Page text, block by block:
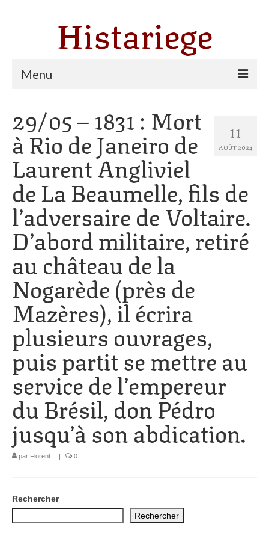
Histariege
Menu
Thèmes
Agriculture, forêt et pastoralisme
Pastoralisme
Cartulaire de Saint Sernin
Catharisme
Dates ariégeoises
1002 à 1298
1302 à 1499
1505 à 1589
1595 à 1693
1701 à 1798
1800 à 1899
1901 à 1948
1950 à 2006
Histoire Générale du Languedoc
HGL: 498 à 1095
11
AOÛT 2024
29/05 – 1831 : Mort
à Rio de Janeiro de
Laurent Angliviel
de La Beaumelle, fils de
l’adversaire de Voltaire.
D’abord militaire, retiré
au château de la
Nogarède (près de
Mazères), il écrira
plusieurs ouvrages,
puis partit se mettre au
service de l’empereur
du Brésil, don Pédro
jusqu’à son abdication.
par Florent | | 0
Rechercher
Rechercher